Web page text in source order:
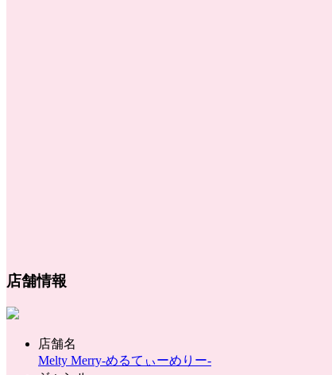
店舗情報
店舗名
Melty Merry-めるてぃーめりー-